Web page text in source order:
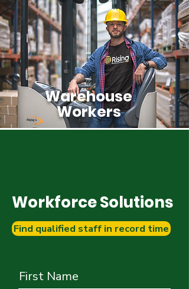
Warehouse
Workers
Workforce Solutions
Find qualified staff in record time
First Name